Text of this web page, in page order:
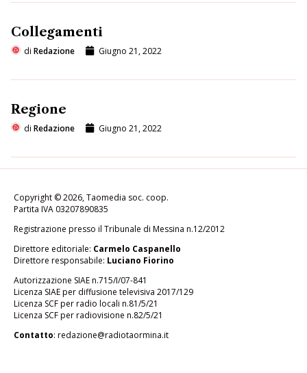
Collegamenti
di Redazione Giugno 21, 2022
Regione
di Redazione Giugno 21, 2022
Copyright © 2026, Taomedia soc. coop.
Partita IVA 03207890835
Registrazione presso il Tribunale di Messina n.12/2012
Direttore editoriale: Carmelo Caspanello
Direttore responsabile: Luciano Fiorino
Autorizzazione SIAE n.715/I/07-841
Licenza SIAE per diffusione televisiva 2017/129
Licenza SCF per radio locali n.81/5/21
Licenza SCF per radiovisione n.82/5/21
Contatto: redazione@radiotaormina.it